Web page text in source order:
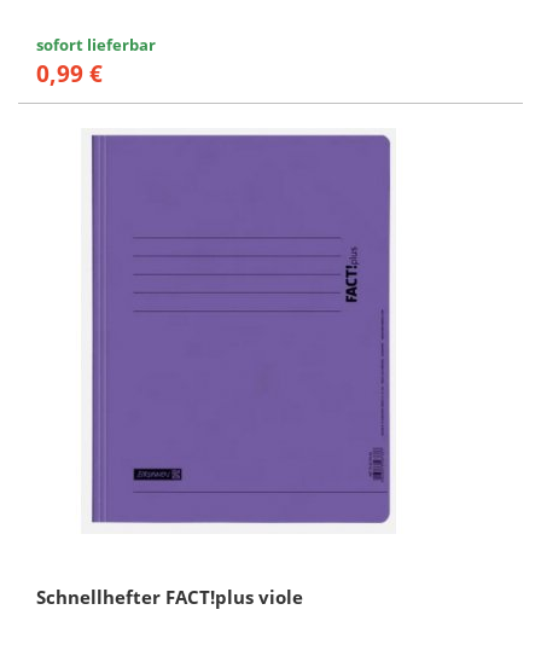
sofort lieferbar
0,99 €
Schnellhefter FACT!plus viole